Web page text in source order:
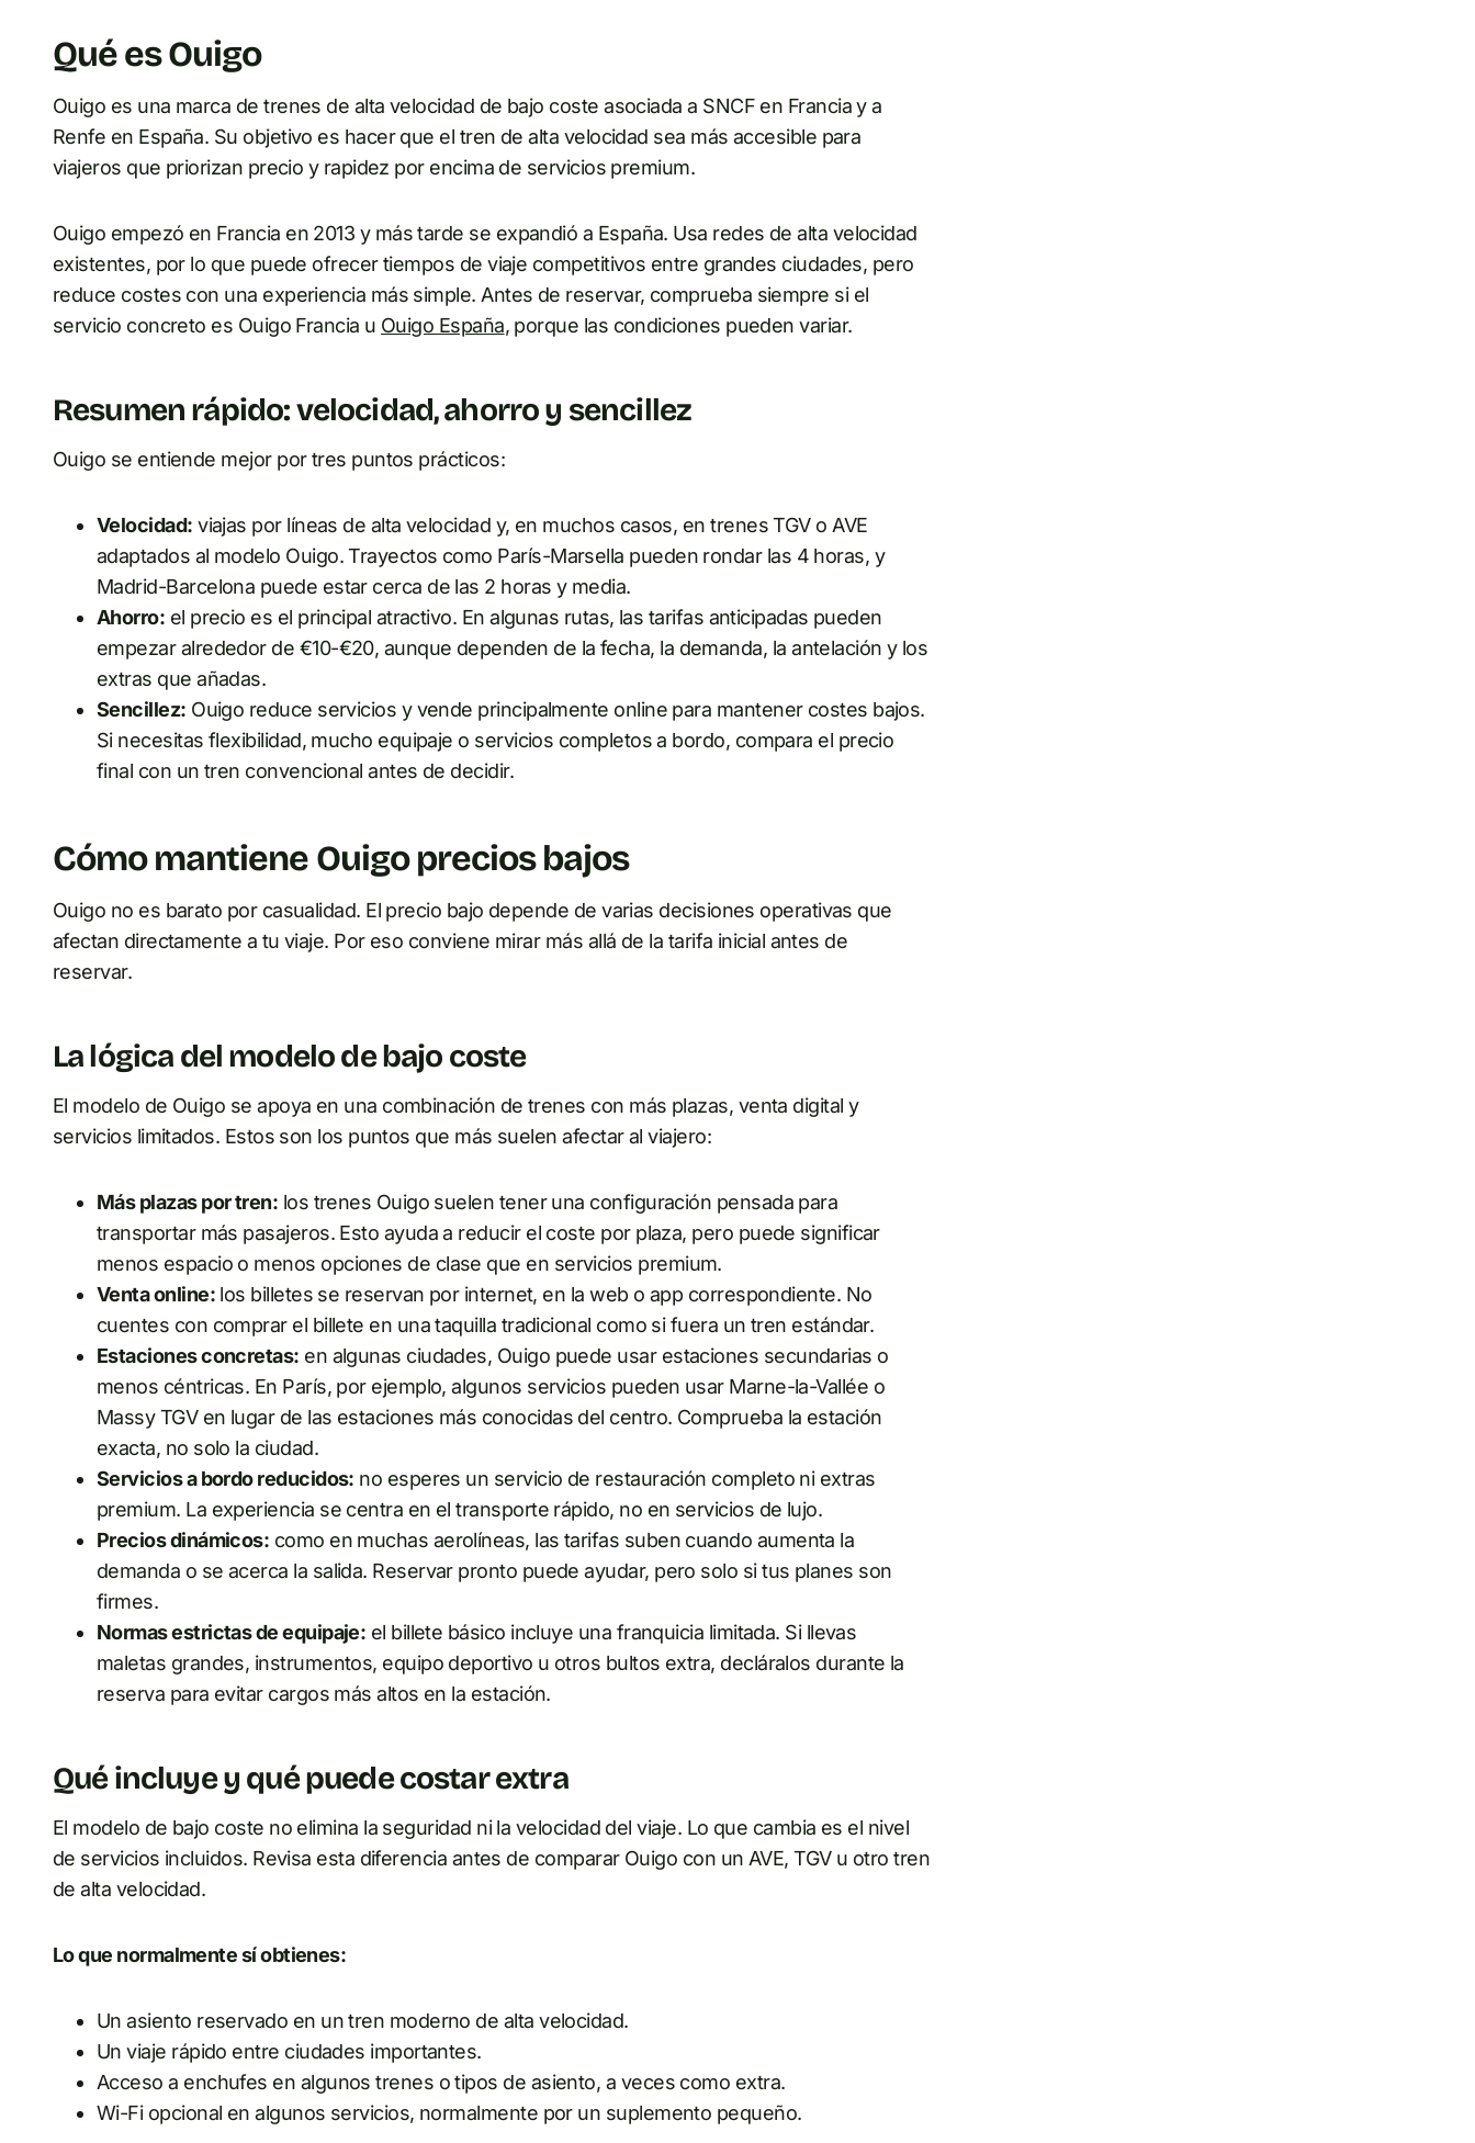
Qué es Ouigo
Ouigo es una marca de trenes de alta velocidad de bajo coste asociada a SNCF en Francia y a
Renfe en España. Su objetivo es hacer que el tren de alta velocidad sea más accesible para
viajeros que priorizan precio y rapidez por encima de servicios premium.
Ouigo empezó en Francia en 2013 y más tarde se expandió a España. Usa redes de alta velocidad
existentes, por lo que puede ofrecer tiempos de viaje competitivos entre grandes ciudades, pero
reduce costes con una experiencia más simple. Antes de reservar, comprueba siempre si el
servicio concreto es Ouigo Francia u Ouigo España, porque las condiciones pueden variar.
Resumen rápido: velocidad, ahorro y sencillez
Ouigo se entiende mejor por tres puntos prácticos:
Velocidad: viajas por líneas de alta velocidad y, en muchos casos, en trenes TGV o AVE
adaptados al modelo Ouigo. Trayectos como París-Marsella pueden rondar las 4 horas, y
Madrid-Barcelona puede estar cerca de las 2 horas y media.
Ahorro: el precio es el principal atractivo. En algunas rutas, las tarifas anticipadas pueden
empezar alrededor de €10-€20, aunque dependen de la fecha, la demanda, la antelación y los
extras que añadas.
Sencillez: Ouigo reduce servicios y vende principalmente online para mantener costes bajos.
Si necesitas flexibilidad, mucho equipaje o servicios completos a bordo, compara el precio
final con un tren convencional antes de decidir.
Cómo mantiene Ouigo precios bajos
Ouigo no es barato por casualidad. El precio bajo depende de varias decisiones operativas que
afectan directamente a tu viaje. Por eso conviene mirar más allá de la tarifa inicial antes de
reservar.
La lógica del modelo de bajo coste
El modelo de Ouigo se apoya en una combinación de trenes con más plazas, venta digital y
servicios limitados. Estos son los puntos que más suelen afectar al viajero:
Más plazas por tren: los trenes Ouigo suelen tener una configuración pensada para
transportar más pasajeros. Esto ayuda a reducir el coste por plaza, pero puede significar
menos espacio o menos opciones de clase que en servicios premium.
Venta online:los billetes se reservan por internet, en la web o app correspondiente. No
cuentes con comprar el billete en una taquilla tradicional como si fuera un tren estándar.
Estaciones concretas: en algunas ciudades, Ouigo puede usar estaciones secundarias o
menos céntricas. En París, por ejemplo, algunos servicios pueden usar Marne-la-Vallée o
Massy TGV en lugar de las estaciones más conocidas del centro. Comprueba la estación
exacta, no solo la ciudad.
Servicios a bordo reducidos: no esperes un servicio de restauración completo ni extras
premium. La experiencia se centra en el transporte rápido, no en servicios de lujo.
Precios dinámicos: como en muchas aerolíneas, las tarifas suben cuando aumenta la
demanda o se acerca la salida. Reservar pronto puede ayudar, pero solo si tus planes son
firmes.
Normas estrictas de equipaje: el billete básico incluye una franquicia limitada. Si llevas
maletas grandes, instrumentos, equipo deportivo u otros bultos extra, decláralos durante la
reserva para evitar cargos más altos en la estación.
Qué incluye y qué puede costar extra
El modelo de bajo coste no elimina la seguridad ni la velocidad del viaje. Lo que cambia es el nivel
de servicios incluidos. Revisa esta diferencia antes de comparar Ouigo con un AVE, TGV u otro tren
de alta velocidad.
Lo que normalmente sí obtienes:
Un asiento reservado en un tren moderno de alta velocidad.
Un viaje rápido entre ciudades importantes.
Acceso a enchufes en algunos trenes o tipos de asiento, a veces como extra.
Wi-Fi opcional en algunos servicios, normalmente por un suplemento pequeño.